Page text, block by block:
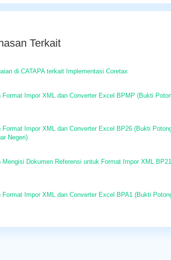
Terkait
di CATAPA terkait Implementasi Coretax
Format Impor XML dan Converter Excel BPMP (Bukti
Format Impor XML dan Converter Excel BP26 (Bukti
Negeri)
Mengisi Dokumen Referensi untuk Format Impor XML
Format Impor XML dan Converter Excel BPA1 (Bukti